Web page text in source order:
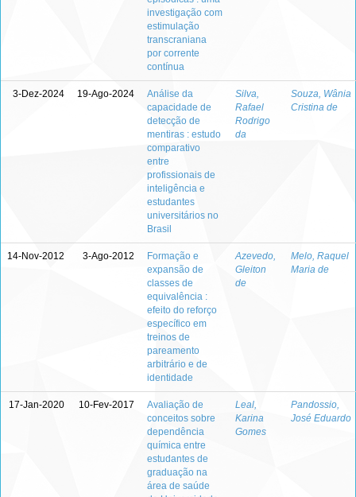
investigação com
estimulação
transcraniana
por corrente
contínua
3-Dez-2024 19-Ago-2024
Análise da
capacidade de
detecção de
mentiras : estudo
comparativo
entre
profissionais de
inteligência e
estudantes
universitários no
Brasil
Silva,
Rafael
Rodrigo
da
Souza, Wânia
Cristina de
14-Nov-2012 3-Ago-2012
Formação e
expansão de
classes de
equivalência :
efeito do reforço
específico em
treinos de
pareamento
arbitrário e de
identidade
Azevedo,
Gleiton
de
Melo, Raquel
Maria de
17-Jan-2020 10-Fev-2017
Avaliação de
conceitos sobre
dependência
química entre
estudantes de
graduação na
área de saúde
Leal,
Karina
Gomes
Pandossio,
José Eduardo